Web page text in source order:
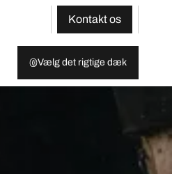
Kontakt os
Vælg det rigtige dæk